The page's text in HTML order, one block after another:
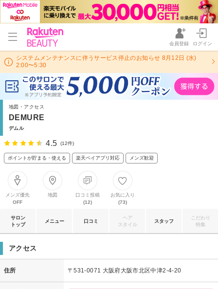
会員登録 ログイン
システムメンテナンスに伴うサービス停止のお知らせ 8月12日 (水)
2:00〜5:30
地図・アクセス
DEMURE
デムル
4.5 (12件)
ポイントが貯まる・使える 楽天ペイアプリ対応 メンズ歓迎
メンズ優先
OFF
地図
口コミ投稿
(12)
お気に入り
(73)
サロン
トップ
メニュー 口コミ
ヘア
スタイル
スタッフ
こだわり
特集
アクセス
住所 〒531-0071 大阪府大阪市北区中津2-4-20